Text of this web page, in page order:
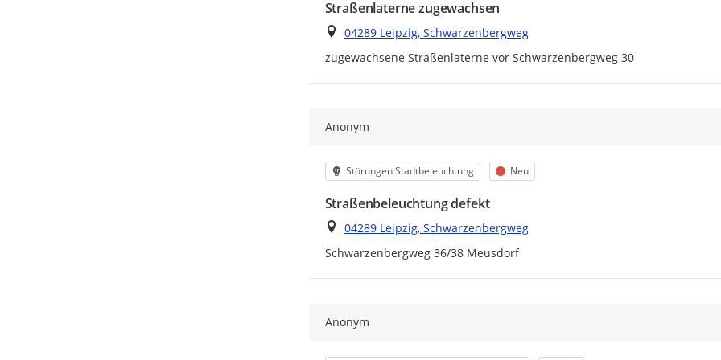
Straßenlaterne zugewachsen
Ort
04289 Leipzig, Schwarzenbergweg
zugewachsene Straßenlaterne vor Schwarzenbergweg 30
Anonym
Kategorie
Störungen Stadtbeleuchtung Status
Neu
Straßenbeleuchtung defekt
Ort
04289 Leipzig, Schwarzenbergweg
Schwarzenbergweg 36/38 Meusdorf
Anonym